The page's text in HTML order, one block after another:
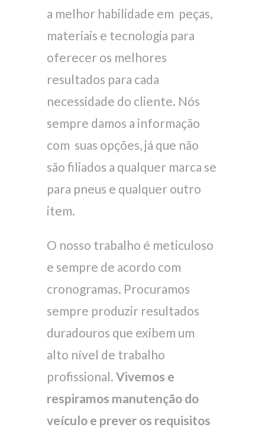
a melhor habilidade em peças,
materiais e tecnologia para
oferecer os melhores
resultados para cada
necessidade do cliente. Nós
sempre damos a informação
com suas opções, já que não
são filiados a qualquer marca se
para pneus e qualquer outro
item.
O nosso trabalho é meticuloso
e sempre de acordo com
cronogramas. Procuramos
sempre produzir resultados
duradouros que exibem um
alto nível de trabalho
profissional. Vivemos e
respiramos manutenção do
veículo e prever os requisitos